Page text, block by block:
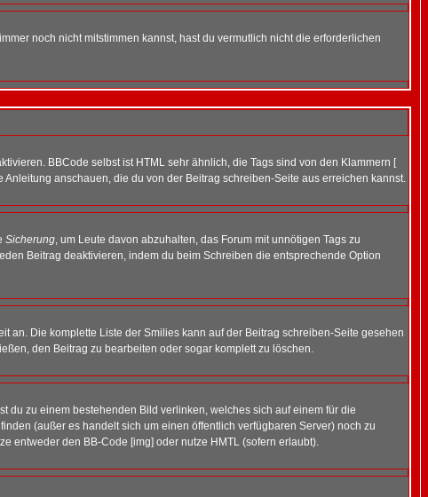
noch nicht mitstimmen kannst, hast du vermutlich nicht die erforderlichen
BBCode selbst ist HTML sehr ähnlich, die Tags sind von den Klammern [
anschauen, die du von der Beitrag schreiben-Seite aus erreichen kannst.
Sicherung, um Leute davon abzuhalten, das Forum mit unnötigen Tags zu
Beitrag deaktivieren, indem du beim Schreiben die entsprechende Option
an. Die komplette Liste der Smilies kann auf der Beitrag schreiben-Seite gesehen
den Beitrag zu bearbeiten oder sogar komplett zu löschen.
du zu einem bestehenden Bild verlinken, welches sich auf einem für die
(außer es handelt sich um einen öffentlich verfügbaren Server) noch zu
entweder den BB-Code [img] oder nutze HMTL (sofern erlaubt).